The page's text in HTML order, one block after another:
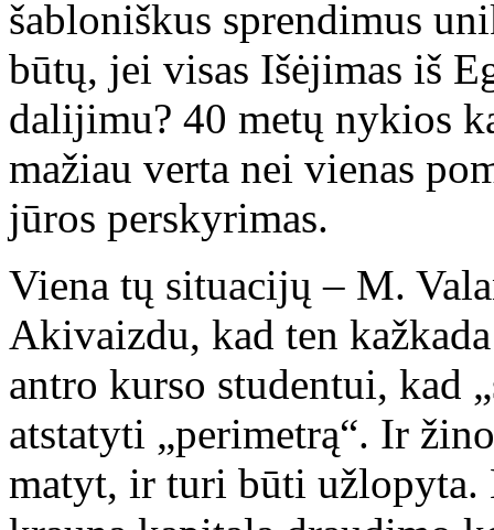
šabloniškus sprendimus
būtų, jei visas Išėjimas iš
dalijimu? 40 metų nykios
mažiau verta nei vienas
jūros perskyrimas.
Viena tų situacijų – M.
Akivaizdu, kad ten
antro kurso studentui, kad
atstatyti „perimetrą“. Ir
matyt, ir turi būti užlopyta.